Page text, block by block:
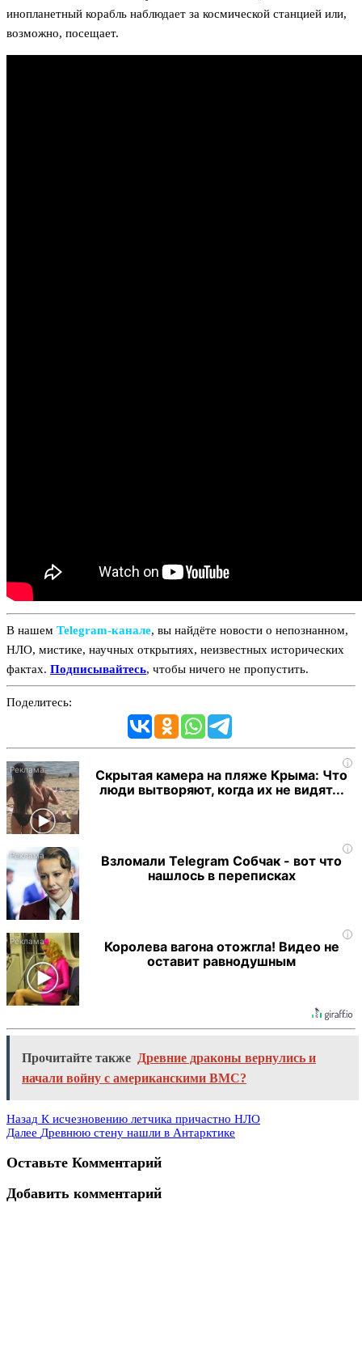
инопланетный корабль наблюдает за космической станцией или,
возможно, посещает.
В нашем Telegram‑канале, вы найдёте новости о непознанном,
НЛО, мистике, научных открытиях, неизвестных исторических
фактах. Подписывайтесь, чтобы ничего не пропустить.
Поделитесь:
i
Скрытая камера на пляже Крыма: Что
люди вытворяют, когда их не видят...
i
Взломали Telegram Собчак - вот что
нашлось в переписках
i
Королева вагона отожгла! Видео не
оставит равнодушным
Прочитайте также Древние драконы вернулись и
начали войну с американскими ВМС?
Назад К исчезновению летчика причастно НЛО
Далее Древнюю стену нашли в Антарктике
Оставьте Комментарий
Добавить комментарий